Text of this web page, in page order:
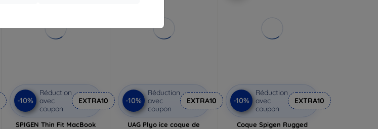
-10%
Réduction
avec
coupon
EXTRA10
SPIGEN Thin Fit MacBook
-10%
Réduction
avec
coupon
EXTRA10
UAG Plyo ice coque de
-10%
Réduction
avec
coupon
EXTRA10
Coque Spigen Rugged